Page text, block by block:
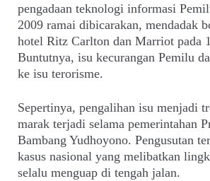
pengadaan teknologi informasi
2009 ramai dibicarakan, mendadak
hotel Ritz Carlton dan Marriot pada
Buntutnya, isu kecurangan Pemilu
ke isu terorisme.
Sepertinya, pengalihan isu menjadi
marak terjadi selama pemerintahan
Bambang Yudhoyono. Pengusutan
kasus nasional yang melibatkan
selalu menguap di tengah jalan.